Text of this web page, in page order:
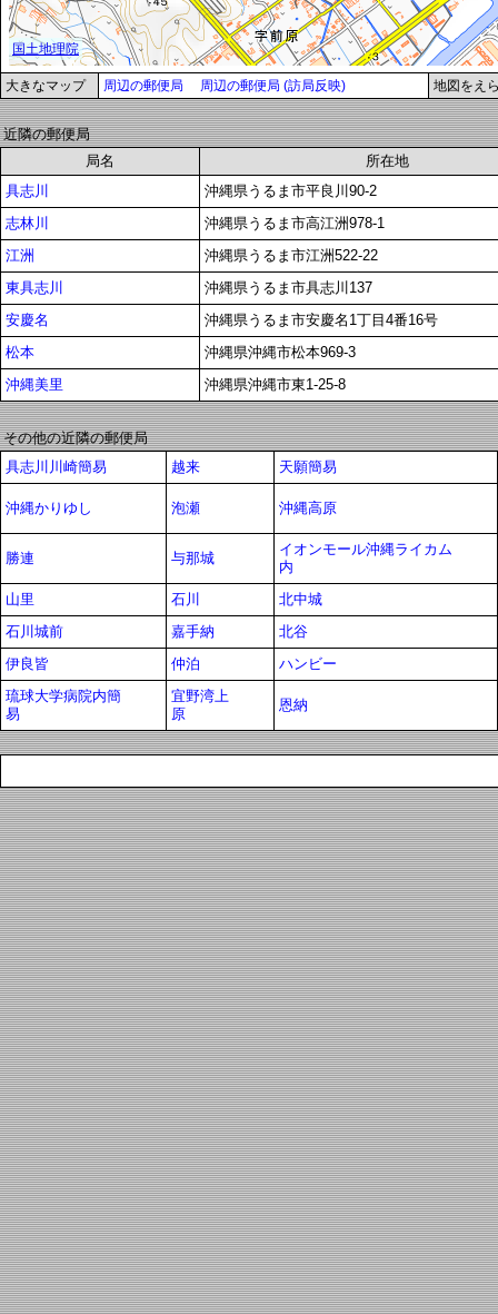
大きなマップ 周辺の郵便局 周辺の郵便局 (訪局反映) 地図をえ
近隣の郵便局
局名
所在地
具志川
沖縄県うるま市平良川90-2
志林川
沖縄県うるま市高江洲978-1
江洲
沖縄県うるま市江洲522-22
東具志川
沖縄県うるま市具志川137
安慶名
沖縄県うるま市安慶名1丁目4番16号
松本
沖縄県沖縄市松本969-3
沖縄美里
沖縄県沖縄市東1-25-8
その他の近隣の郵便局
具志川川崎簡易
越来 天願簡易
沖縄かりゆし 泡瀬 沖縄高原
勝連 与那城
イオンモール沖縄ライカム
内
山里
石川
北中城
石川城前
嘉手納
北谷
伊良皆
仲泊
ハンビー
琉球大学病院内簡
易
宜野湾上
原
恩納